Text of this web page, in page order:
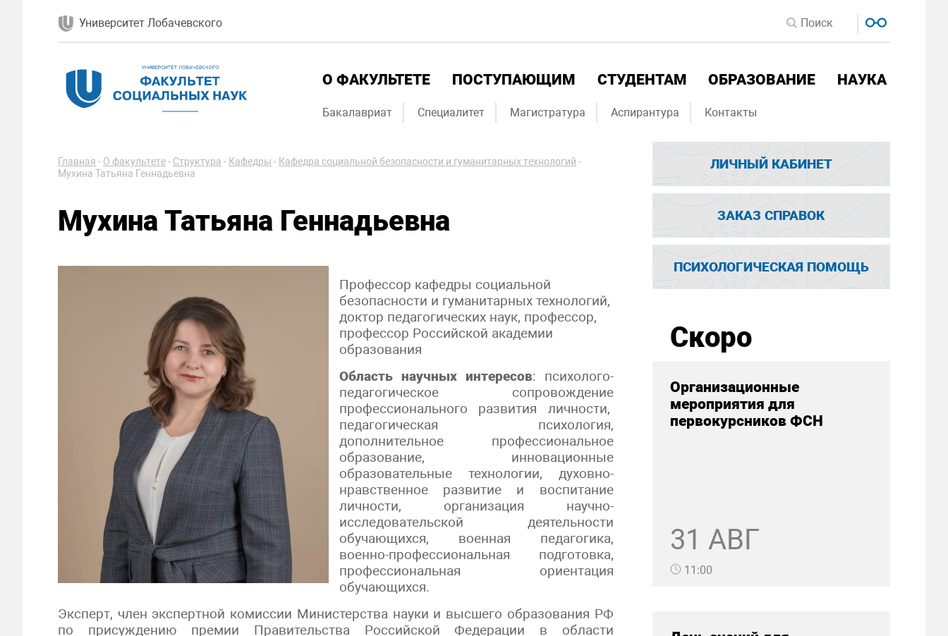
Университет Лобачевского
О ФАКУЛЬТЕТЕ ПОСТУПАЮЩИМ СТУДЕНТАМ ОБРАЗОВАНИЕ НАУКА
Бакалавриат Специалитет Магистратура Аспирантура Контакты
Главная - О факультете- Структура - Кафедры - Кафедра социальной безопасности и гуманитарных технологий -
Мухина Татьяна Геннадьевна
Мухина Татьяна Геннадьевна
Профессор кафедры социальной
безопасности и гуманитарных технологий,
доктор педагогических наук, профессор,
профессор Российской академии
образования
Область научных интересов: психолого-
педагогическое сопровождение
профессионального развития личности,
педагогическая психология,
дополнительное профессиональное
образование, инновационные
образовательные технологии, духовно-
нравственное развитие и воспитание
личности, организация научно-
исследовательской деятельности
обучающихся, военная педагогика,
военно-профессиональная подготовка,
профессиональная ориентация
обучающихся.
Эксперт, член экспертной комиссии Министерства науки и высшего образования РФ
по присуждению премии Правительства Российской Федерации в области
ЛИЧНЫЙ КАБИНЕТ
ЗАКАЗ СПРАВОК
ПСИХОЛОГИЧЕСКАЯ ПОМОЩЬ
Скоро
Организационные
мероприятия для
первокурсников ФСН
31 АВГ
11:00